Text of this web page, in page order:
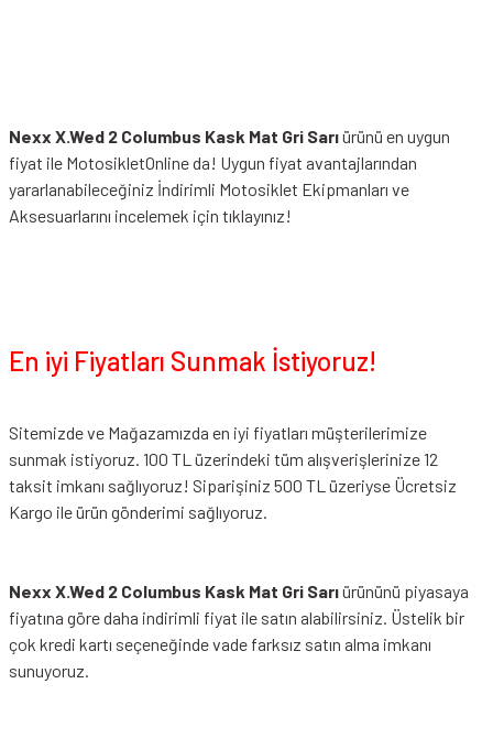
Nexx X.Wed 2 Columbus Kask Mat Gri Sarıürünü en uygun
fiyat ile MotosikletOnline da! Uygun fiyat avantajlarından
yararlanabileceğiniz İndirimli Motosiklet Ekipmanları ve
Aksesuarlarını incelemek için tıklayınız!
En iyi Fiyatları Sunmak İstiyoruz!
Sitemizde ve Mağazamızda en iyi fiyatları müşterilerimize
sunmak istiyoruz. 100 TL üzerindeki tüm alışverişlerinize 12
taksit imkanı sağlıyoruz! Siparişiniz 500 TL üzeriyse Ücretsiz
Kargo ile ürün gönderimi sağlıyoruz.
Nexx X.Wed 2 Columbus Kask Mat Gri Sarıürününü piyasaya
fiyatına göre daha indirimli fiyat ile satın alabilirsiniz. Üstelik bir
çok kredi kartı seçeneğinde vade farksız satın alma imkanı
sunuyoruz.